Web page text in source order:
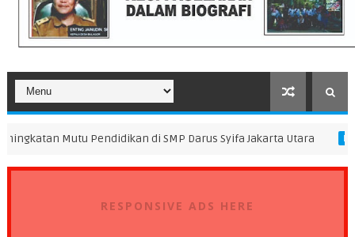
Pendidikan di SMP Darus Syifa Jakarta Utara DAERAH
RESPONSIVE ADS HERE